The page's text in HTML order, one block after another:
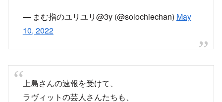
上島さんの速報を受けて、
ラヴィットの芸人さんたちも、
辛い人いるだろうなって思う。
でも生放送だしね。プロって辛いよな…
頑張れ…